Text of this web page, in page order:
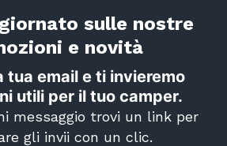
sulle nostre
e novità
tua email e ti invieremo
utili per il tuo camper.
messaggio trovi un link per
gli invii con un clic.